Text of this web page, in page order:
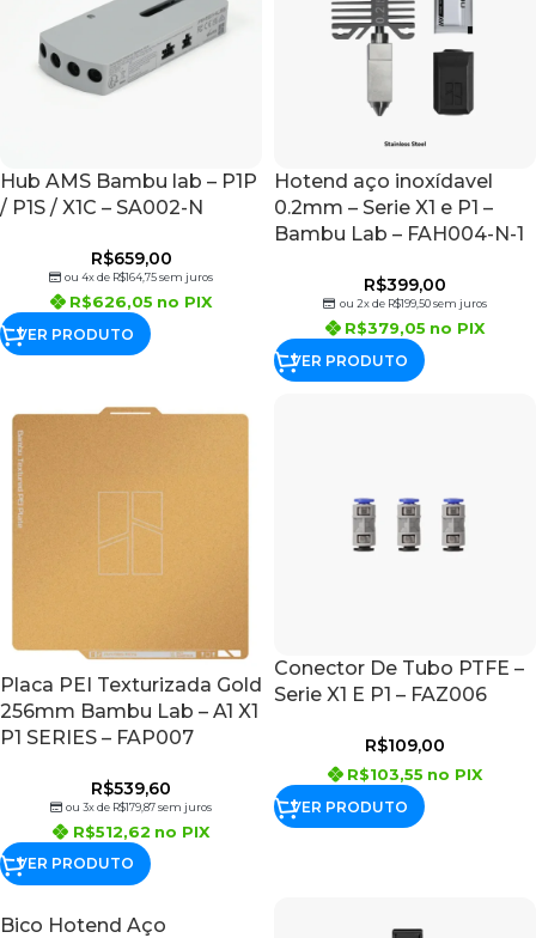
Hub AMS Bambu lab – P1P
/ P1S / X1C – SA002-N
R$659,00
ou 4x de R$164,75sem juros
R$626,05 no PIX
VER PRODUTO
Hotend aço inoxídavel
0.2mm – Serie X1 e P1 –
Bambu Lab – FAH004-N-1
R$399,00
ou 2x de R$199,50sem juros
R$379,05 no PIX
VER PRODUTO
Placa PEI Texturizada Gold
256mm Bambu Lab – A1 X1
P1 SERIES – FAP007
R$539,60
ou 3x de R$179,87sem juros
R$512,62 no PIX
VER PRODUTO
Conector De Tubo PTFE –
Serie X1 E P1 – FAZ006
R$109,00
R$103,55 no PIX
VER PRODUTO
Bico Hotend Aço